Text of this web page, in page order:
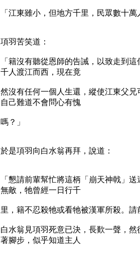
「江東雖小，但地方千里，民眾數十
項羽苦笑道：
「籍沒有聽從恩師的告誡，以致走到
千人渡江而西，現在竟
然沒有任何一個人生還，縱使江東父
自己難道不會問心有愧
嗎？」
於是項羽向白水翁再拜，說道：
「懇請前輩幫忙將這柄「崩天神戟」
無敵，牠曾經一日行千
里，籍不忍殺牠或看牠被漢軍所殺。
白水翁見項羽死意已決，長歎一聲，
著腳步，似乎知道主人